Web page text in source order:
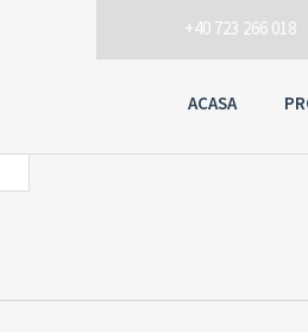
+40 723 266 018
ACASA